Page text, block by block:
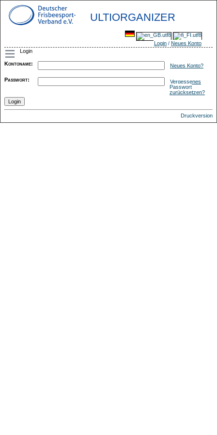
ULTIORGANIZER
Login / Neues Konto
Login
Kontoname: Neues Konto?
Passwort:
Vergessenes
Passwort
zurücksetzen?
Druckversion